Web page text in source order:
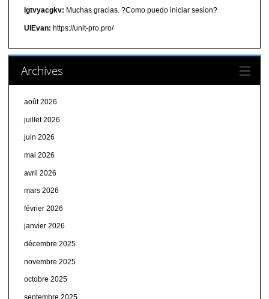
lgtvyacgkv: Muchas gracias. ?Como puedo iniciar sesion?
UIEvan: https://unit-pro.pro/
Archives
août 2026
juillet 2026
juin 2026
mai 2026
avril 2026
mars 2026
février 2026
janvier 2026
décembre 2025
novembre 2025
octobre 2025
septembre 2025